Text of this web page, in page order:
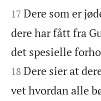


17 Dere som er
dere har fått fra
det spesielle
18 Dere sier at
vet hvordan alle